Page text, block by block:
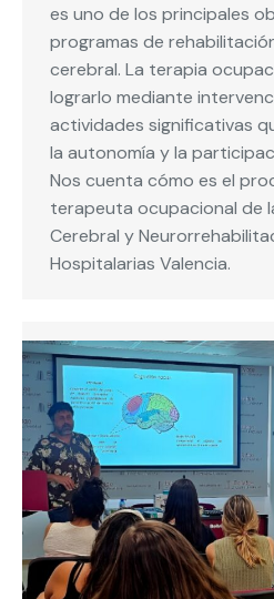
es uno de los principales
programas de
cerebral. La terapia
lograrlo mediante
actividades significativas
la autonomía y la
Nos cuenta cómo es el
terapeuta ocupacional de
Cerebral y
Hospitalarias Valencia.